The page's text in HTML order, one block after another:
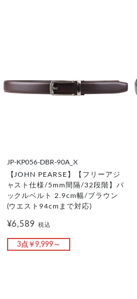
JP-KP056-DBR-90A_X
【JOHN PEARSE】【フリーアジ
ャスト仕様/5mm間隔/32段階】バ
ックルベルト 2.9cm幅/ブラウン
(ウエスト94cmまで対応)
¥6,589税込
3点￥9,999～